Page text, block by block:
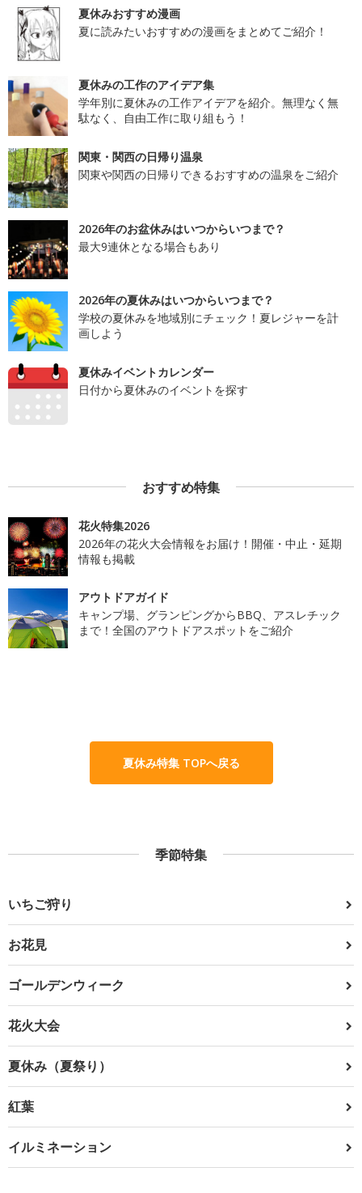
夏休みおすすめ漫画
夏に読みたいおすすめの漫画をまとめてご紹介！
夏休みの工作のアイデア集
学年別に夏休みの工作アイデアを紹介。無理なく無
駄なく、自由工作に取り組もう！
関東・関西の日帰り温泉
関東や関西の日帰りできるおすすめの温泉をご紹介
2026年のお盆休みはいつからいつまで？
最大9連休となる場合もあり
2026年の夏休みはいつからいつまで？
学校の夏休みを地域別にチェック！夏レジャーを計
画しよう
夏休みイベントカレンダー
日付から夏休みのイベントを探す
おすすめ特集
花火特集2026
2026年の花火大会情報をお届け！開催・中止・延期
情報も掲載
アウトドアガイド
キャンプ場、グランピングからBBQ、アスレチック
まで！全国のアウトドアスポットをご紹介
夏休み特集 TOPへ戻る
季節特集
いちご狩り
お花見
ゴールデンウィーク
花火大会
夏休み（夏祭り）
紅葉
イルミネーション